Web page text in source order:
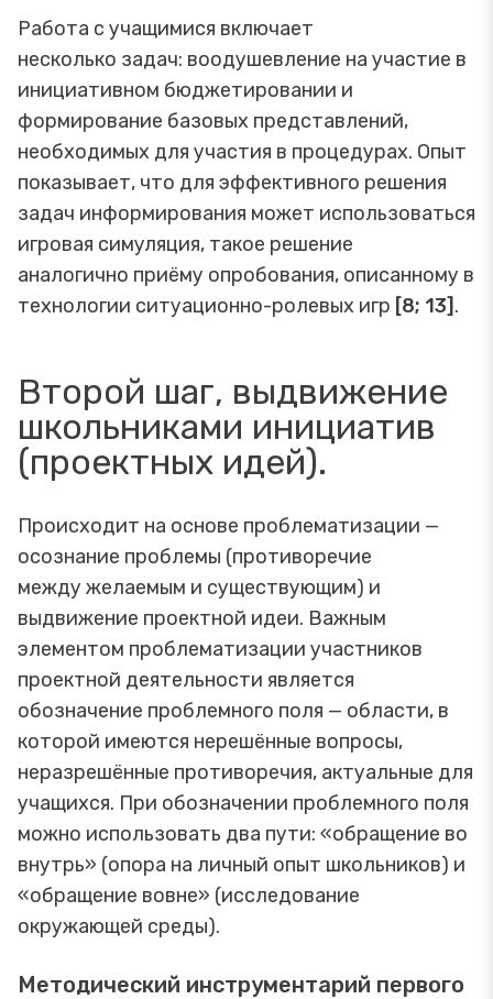
Работа с учащимися включает
несколько задач: воодушевление на участие в
инициативном бюджетировании и
формирование базовых представлений,
необходимых для участия в процедурах. Опыт
показывает, что для эффективного решения
задач информирования может использоваться
игровая симуляция, такое решение
аналогично приёму опробования, описанному в
технологии ситуационно-ролевых игр [8; 13] .
Второй шаг, выдвижение
школьниками инициатив
(проектных идей).
Происходит на основе проблематизации —
осознание проблемы (противоречие
между желаемым и существующим) и
выдвижение проектной идеи. Важным
элементом проблематизации участников
проектной деятельности является
обозначение проблемного поля — области, в
которой имеются нерешённые вопросы,
неразрешённые противоречия, актуальные для
учащихся. При обозначении проблемного поля
можно использовать два пути: «обращение во
внутрь» (опора на личный опыт школьников) и
«обращение вовне» (исследование
окружающей среды).
Методический инструментарий первого